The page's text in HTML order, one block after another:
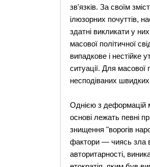
зв'язків. За своїм
ілюзорних почуттів,
здатні викликати у
масової політичної
випадкове і нестійке
ситуації. Для масової
несподіваних
Однією з деформацій
основі лежать певні
знищення "ворогів
фактори — чиясь зла
авторитарності,